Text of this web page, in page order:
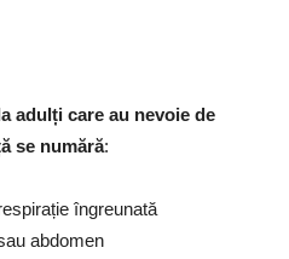
adulți care au nevoie de
se numără:
îngreunată
abdomen